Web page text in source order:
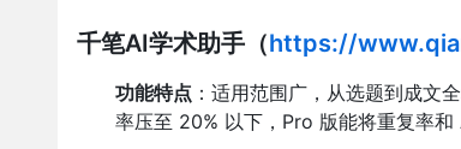
千笔AI学术助手（https://
功能特点 ：适用范围广，从选题到成文
率压至 20% 以下，Pro 版能将重复率和